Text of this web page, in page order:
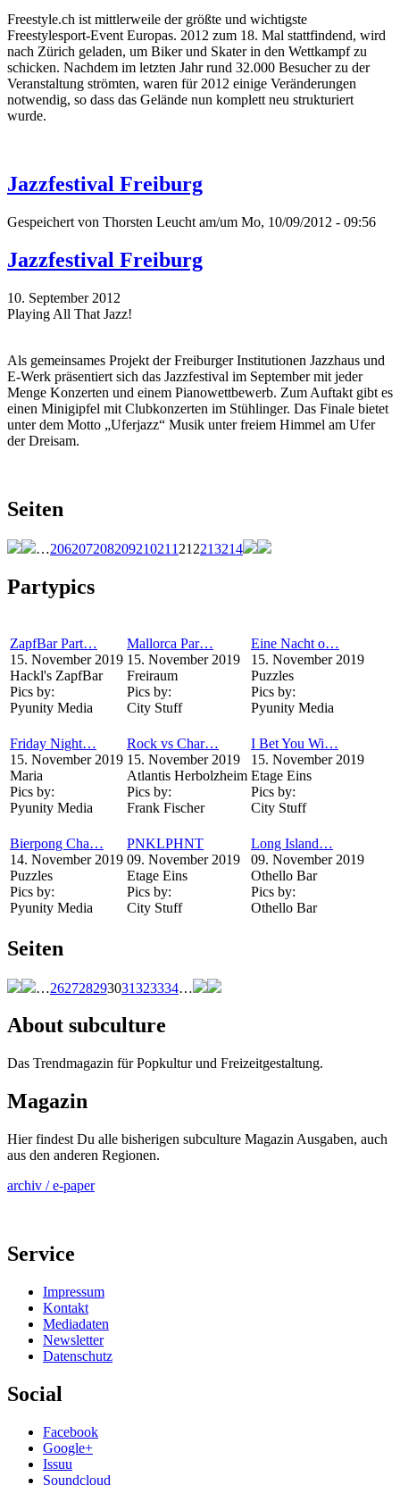
Freestyle.ch ist mittlerweile der größte und wichtigste
Freestylesport-Event Europas. 2012 zum 18. Mal stattfindend, wird
nach Zürich geladen, um Biker und Skater in den Wettkampf zu
schicken. Nachdem im letzten Jahr rund 32.000 Besucher zu der
Veranstaltung strömten, waren für 2012 einige Veränderungen
notwendig, so dass das Gelände nun komplett neu strukturiert
wurde.
Jazzfestival Freiburg
Gespeichert von Thorsten Leucht am/um Mo, 10/09/2012 - 09:56
Jazzfestival Freiburg
10. September 2012
Playing All That Jazz!
Als gemeinsames Projekt der Freiburger Institutionen Jazzhaus und
E-Werk präsentiert sich das Jazzfestival im September mit jeder
Menge Konzerten und einem Pianowettbewerb. Zum Auftakt gibt es
einen Minigipfel mit Clubkonzerten im Stühlinger. Das Finale bietet
unter dem Motto „Uferjazz“ Musik unter freiem Himmel am Ufer
der Dreisam.
Seiten
…206207208209210211 212213214
Partypics
ZapfBar Part…
15. November 2019
Hackl's ZapfBar
Pics by:
Pyunity Media
Mallorca Par…
15. November 2019
Freiraum
Pics by:
City Stuff
Eine Nacht o…
15. November 2019
Puzzles
Pics by:
Pyunity Media
Friday Night…
15. November 2019
Maria
Pics by:
Pyunity Media
Rock vs Char…
15. November 2019
Atlantis Herbolzheim
Pics by:
Frank Fischer
I Bet You Wi…
15. November 2019
Etage Eins
Pics by:
City Stuff
Bierpong Cha…
14. November 2019
Puzzles
Pics by:
Pyunity Media
PNKLPHNT
09. November 2019
Etage Eins
Pics by:
City Stuff
Long Island…
09. November 2019
Othello Bar
Pics by:
Othello Bar
Seiten
…262728293031323334…
About subculture
Das Trendmagazin für Popkultur und Freizeitgestaltung.
Magazin
Hier findest Du alle bisherigen subculture Magazin Ausgaben, auch
aus den anderen Regionen.
archiv / e-paper
Service
Impressum
Kontakt
Mediadaten
Newsletter
Datenschutz
Social
Facebook
Google+
Issuu
Soundcloud